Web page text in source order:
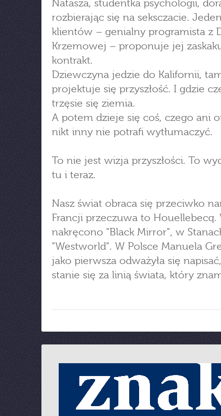
Natasza, studentka psychologii,
rozbierając się na seksczacie.
klientów – genialny programista z
Krzemowej – proponuje jej
kontrakt.
Dziewczyna jedzie do Kalifornii,
projektuje się przyszłość. I gdzie
trzęsie się ziemia.
A potem dzieje się coś, czego ani
nikt inny nie potrafi wytłumaczyć.
To nie jest wizja przyszłości. To
tu i teraz.
Nasz świat obraca się przeciwko
Francji przeczuwa to Houellebecq.
nakręcono "Black Mirror", w
"Westworld". W Polsce Manuela
jako pierwsza odważyła się
stanie się za linią świata, który